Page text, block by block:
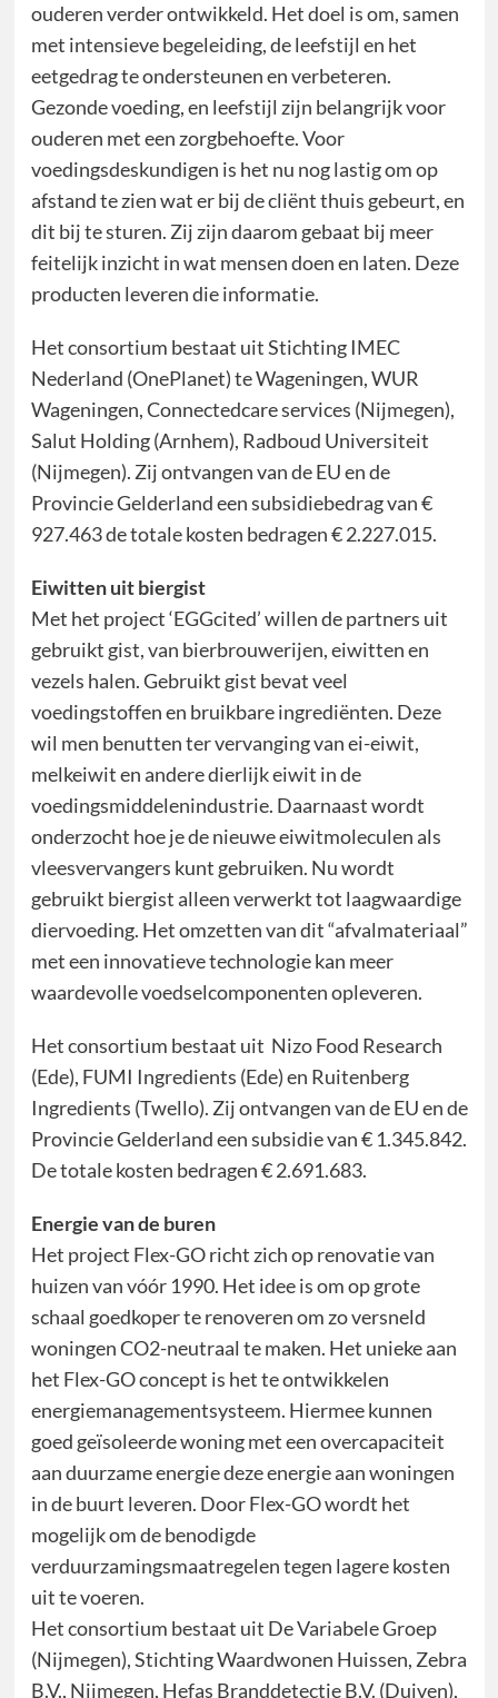
ouderen verder ontwikkeld. Het doel is om, samen
met intensieve begeleiding, de leefstijl en het
eetgedrag te ondersteunen en verbeteren.
Gezonde voeding, en leefstijl zijn belangrijk voor
ouderen met een zorgbehoefte. Voor
voedingsdeskundigen is het nu nog lastig om op
afstand te zien wat er bij de cliënt thuis gebeurt, en
dit bij te sturen. Zij zijn daarom gebaat bij meer
feitelijk inzicht in wat mensen doen en laten. Deze
producten leveren die informatie.
Het consortium bestaat uit Stichting IMEC
Nederland (OnePlanet) te Wageningen, WUR
Wageningen, Connectedcare services (Nijmegen),
Salut Holding (Arnhem), Radboud Universiteit
(Nijmegen). Zij ontvangen van de EU en de
Provincie Gelderland een subsidiebedrag van €
927.463 de totale kosten bedragen € 2.227.015.
Eiwitten uit biergist
Met het project ‘EGGcited’ willen de partners uit
gebruikt gist, van bierbrouwerijen, eiwitten en
vezels halen. Gebruikt gist bevat veel
voedingstoffen en bruikbare ingrediënten. Deze
wil men benutten ter vervanging van ei-eiwit,
melkeiwit en andere dierlijk eiwit in de
voedingsmiddelenindustrie. Daarnaast wordt
onderzocht hoe je de nieuwe eiwitmoleculen als
vleesvervangers kunt gebruiken. Nu wordt
gebruikt biergist alleen verwerkt tot laagwaardige
diervoeding. Het omzetten van dit “afvalmateriaal”
met een innovatieve technologie kan meer
waardevolle voedselcomponenten opleveren.
Het consortium bestaat uit Nizo Food Research
(Ede), FUMI Ingredients (Ede) en Ruitenberg
Ingredients (Twello). Zij ontvangen van de EU en de
Provincie Gelderland een subsidie van € 1.345.842.
De totale kosten bedragen € 2.691.683.
Energie van de buren
Het project Flex-GO richt zich op renovatie van
huizen van vóór 1990. Het idee is om op grote
schaal goedkoper te renoveren om zo versneld
woningen CO2-neutraal te maken. Het unieke aan
het Flex-GO concept is het te ontwikkelen
energiemanagementsysteem. Hiermee kunnen
goed geïsoleerde woning met een overcapaciteit
aan duurzame energie deze energie aan woningen
in de buurt leveren. Door Flex-GO wordt het
mogelijk om de benodigde
verduurzamingsmaatregelen tegen lagere kosten
uit te voeren.
Het consortium bestaat uit De Variabele Groep
(Nijmegen), Stichting Waardwonen Huissen, Zebra
B.V., Nijmegen, Hefas Branddetectie B.V. (Duiven),